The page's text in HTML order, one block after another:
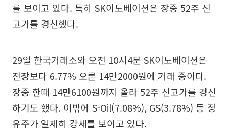
를 보이고 있다. 특히 SK이노베이션은 장중 52주 신
고가를 경신했다.
29일 한국거래소와 오전 10시4분 SK이노베이션은
전장보다 6.77% 오른 14만2000원에 거래 중이다.
장중 한때 14만6100원까지 올라 52주 신고가를 경신
하기도 했다. 이밖에 S-Oil(7.08%), GS(3.78%) 등 정
유주가 일제히 강세를 보이고 있다.